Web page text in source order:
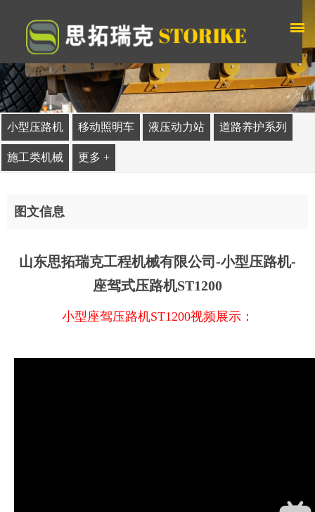
小型压路机 移动照明车 液压动力站 道路养护系列
施工类机械 更多 +
图文信息
山东思拓瑞克工程机械有限公司-小型压路机-
座驾式压路机ST1200
小型座驾压路机ST1200视频展示：